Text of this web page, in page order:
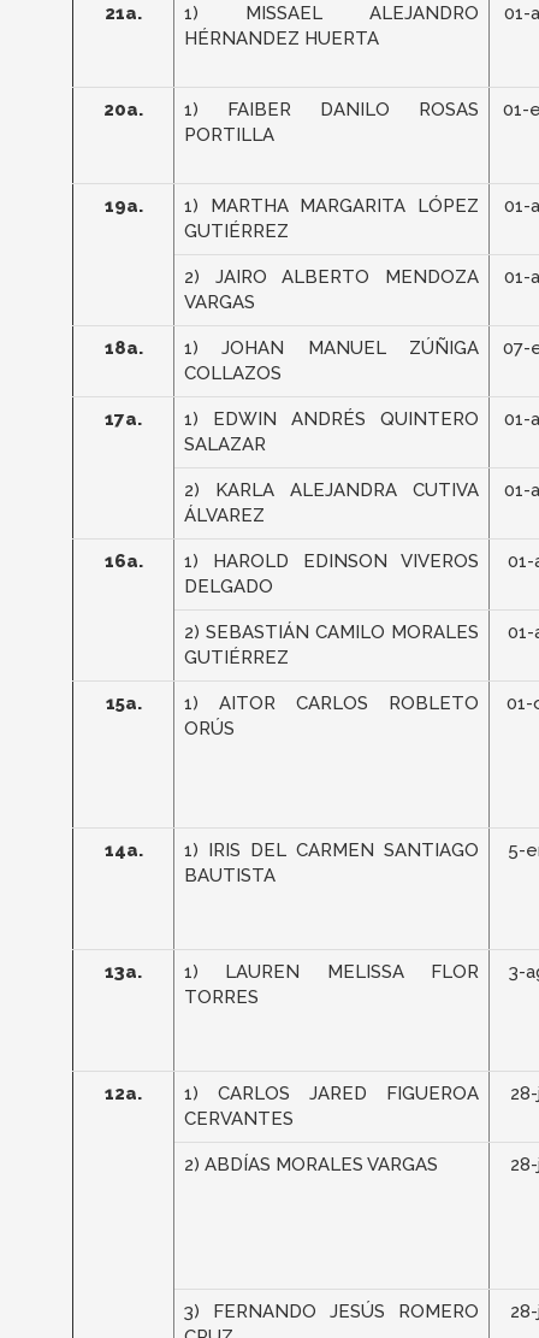
21a.
1) MISSAEL ALEJANDRO
HÉRNANDEZ HUERTA
01-
20a.
1) FAIBER DANILO ROSAS
PORTILLA
01-
19a.
1) MARTHA MARGARITA LÓPEZ
GUTIÉRREZ
01-
2) JAIRO ALBERTO MENDOZA
VARGAS
01-
18a.
1) JOHAN MANUEL ZÚÑIGA
COLLAZOS
07-
17a.
1) EDWIN ANDRÉS QUINTERO
SALAZAR
01-
2) KARLA ALEJANDRA CUTIVA
ÁLVAREZ
01-
16a.
1) HAROLD EDINSON VIVEROS
DELGADO
01-
2) SEBASTIÁN CAMILO MORALES
GUTIÉRREZ
01-
15a.
1) AITOR CARLOS ROBLETO
ORÚS
01-
14a.
1) IRIS DEL CARMEN SANTIAGO
BAUTISTA
5-
13a.
1) LAUREN MELISSA FLOR
TORRES
3-
12a.
1) CARLOS JARED FIGUEROA
CERVANTES
2) ABDÍAS MORALES VARGAS
3) FERNANDO JESÚS ROMERO